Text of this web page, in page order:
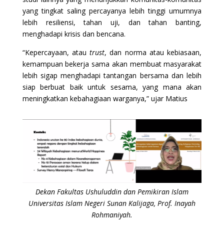
yang tingkat saling percayanya lebih tinggi umumnya
lebih resiliensi, tahan uji, dan tahan banting,
menghadapi krisis dan bencana.
“Kepercayaan, atau trust, dan norma atau kebiasaan,
kemampuan bekerja sama akan membuat masyarakat
lebih sigap menghadapi tantangan bersama dan lebih
siap berbuat baik untuk sesama, yang mana akan
meningkatkan kebahagiaan warganya,” ujar Matius
Dekan Fakultas Ushuluddin dan Pemikiran Islam
Universitas Islam Negeri Sunan Kalijaga, Prof. Inayah
Rohmaniyah.